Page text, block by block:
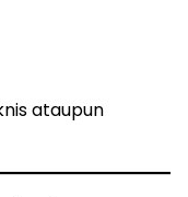
ataupun